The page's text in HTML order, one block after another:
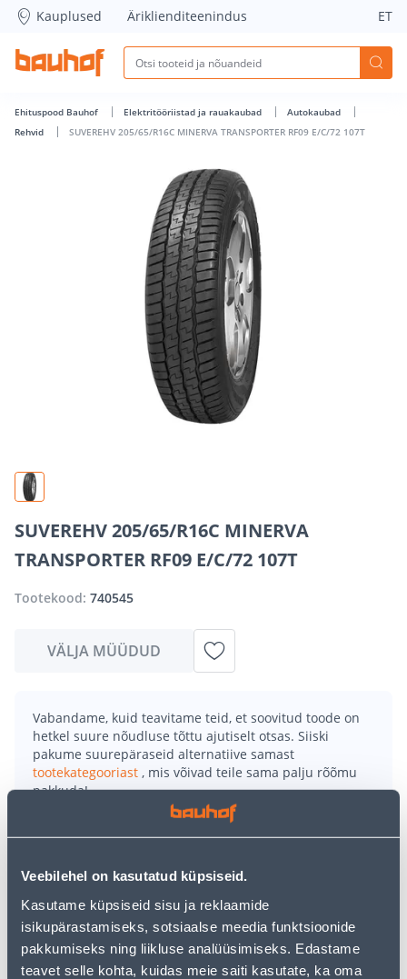
Veebilehel on kasutatud küpsiseid.
Kasutame küpsiseid sisu ja reklaamide
isikupärastamiseks, sotsiaalse meedia funktsioonide
pakkumiseks ning liikluse analüüsimiseks. Edastame
teavet selle kohta, kuidas meie saiti kasutate, ka oma
SUVEREHV 205/65/R16C MINERVA TRANSPORTER RF09 E/
Kauplused Äriklienditeenindus ET
Ehituspood Bauhof Elektritööriistad ja rauakaubad
Autokaubad
Rehvid
SUVEREHV 205/65/R16C MINERVA TRANSPORTER RF09 E/C/72 107T
SUVEREHV 205/65/R16C MINERVA
TRANSPORTER RF09 E/C/72 107T
Tootekood: 740545
VÄLJA MÜÜDUD
Vabandame, kuid teavitame teid, et soovitud toode on
hetkel suure nõudluse tõttu ajutiselt otsas. Siiski
pakume suurepäraseid alternatiive samast
tootekategooriast , mis võivad teile sama palju rõõmu
pakkuda!
Teie ostlemisrõõm ei pea aga siin lõppema - oma
uurimistööd saate jätkata, naastes
• Suverehv.
• 14-päevane tagastusõigus.